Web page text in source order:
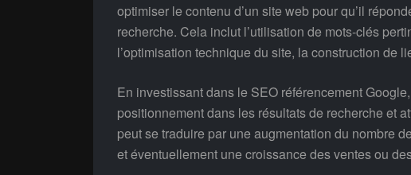
optimiser le contenu d’un site web pour qu’il
recherche. Cela inclut l’utilisation de mots-clés
l’optimisation technique du site, la construction de
En investissant dans le SEO référencement
positionnement dans les résultats de recherche et
peut se traduire par une augmentation du nombre
et éventuellement une croissance des ventes ou